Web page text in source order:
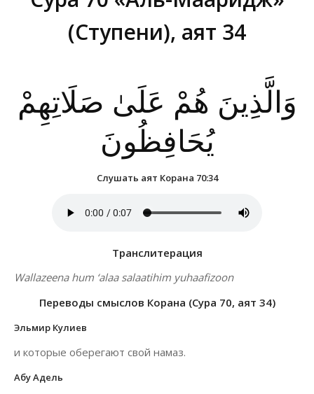
(Ступени), аят 34
وَالَّذِينَ هُمْ عَلَىٰ صَلَاتِهِمْ
يُحَافِظُونَ
Слушать аят Корана 70:34
Транслитерация
Wallazeena hum ‘alaa salaatihim yuhaafizoon
Переводы смыслов Корана (Сура 70, аят 34)
Эльмир Кулиев
и которые оберегают свой намаз.
Абу Адель